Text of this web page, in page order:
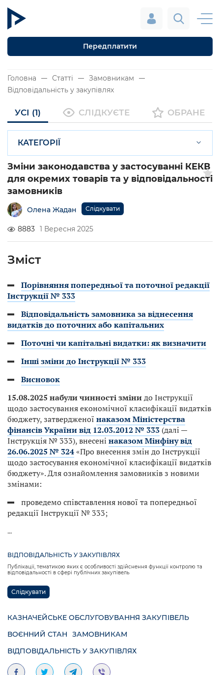
Передплатити
Головна Статті
Замовникам
Відповідальність у закупівлях
УСІ (1) СЛІДКУЄТЕ ОБРАНЕ
КАТЕГОРІЇ
Зміни законодавства у застосуванні КЕКВ
для окремих товарів та у відповідальності
замовників
Олена Жадан Слідкувати
8883 1 Вересня 2025
Зміст
Порівняння попередньої та поточної редакції
Інструкції № 333
Відповідальність замовника за віднесення
видатків до поточних або капітальних
Поточні чи капітальні видатки: як визначити
Інші зміни до Інструкції № 333
Висновок
15.08.2025 набули чинності змінидо Інструкції
щодо застосування економічної класифікації видатків
бюджету, затвердженої наказом Міністерства
фінансів України від 12.03.2012 № 333 (далі —
Інструкція № 333), внесені наказом Мінфіну від
26.06.2025 № 324«Про внесення змін до Інструкції
щодо застосування економічної класифікації видатків
бюджету». Для ознайомлення замовників з новими
змінами:
проведемо співставлення нової та попередньої
редакції Інструкції № 333;
...
ВІДПОВІДАЛЬНІСТЬ У ЗАКУПІВЛЯХ
Публікації, тематикою яких є особливості здійснення функції контролю та
відповідальності в сфері публічних закупівель
Слідкувати
КАЗНАЧЕЙСЬКЕ ОБСЛУГОВУВАННЯ ЗАКУПІВЕЛЬ
ВОЄННИЙ СТАН
ЗАМОВНИКАМ
ВІДПОВІДАЛЬНІСТЬ У ЗАКУПІВЛЯХ